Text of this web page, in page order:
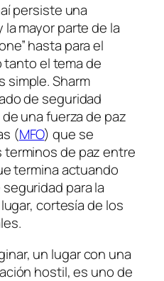
persiste una
mayor parte de la
hasta para el
tanto el tema de
simple. Sharm
de seguridad
una fuerza de paz
(MFO) que se
de paz entre
termina actuando
para la
cortesía de los
un lugar con una
hostil, es uno de